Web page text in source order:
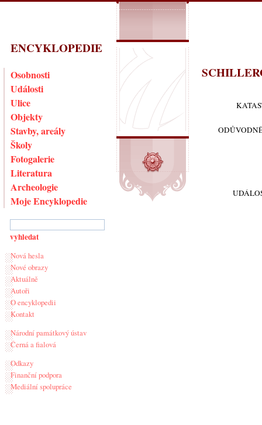
ENCYKLOPEDIE
Osobnosti
Události
Ulice
Objekty
Stavby, areály
Školy
Fotogalerie
Literatura
Archeologie
Moje Encyklopedie
Nová hesla
Nové obrazy
Aktuálně
Autoři
O encyklopedii
Kontakt
Národní památkový ústav
Černá a fialová
Odkazy
Finanční podpora
Mediální spolupráce